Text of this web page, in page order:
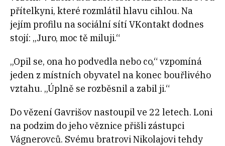
přítelkyni, které rozmlátil hlavu cihlou. Na
jejím profilu na sociální sítí VKontakt dodnes
stojí: „Juro, moc tě miluji.“
„Opil se, ona ho podvedla nebo co,“ vzpomíná
jeden z místních obyvatel na konec bouřlivého
vztahu. „Úplně se rozběsnil a zabil ji.“
Do vězení Gavrišov nastoupil ve 22 letech. Loni
na podzim do jeho věznice přišli zástupci
Vágnerovců. Svému bratrovi Nikolajovi tehdy